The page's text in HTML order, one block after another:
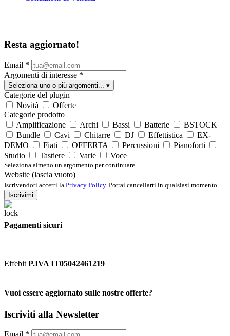
Resta aggiornato!
Email *
Argomenti di interesse *
Seleziona uno o più argomenti... ▾
Categorie del plugin
Novità
Offerte
Categorie prodotto
Amplificazione
Archi Bassi Batterie
BSTOCK
Bundle
Cavi Chitarre DJ Effettistica
EX-
DEMO
Fiati OFFERTA Percussioni
Pianoforti
Studio
Tastiere Varie Voce
Seleziona almeno un argomento per continuare.
Website (lascia vuoto)
Iscrivendoti accetti la Privacy Policy. Potrai cancellarti in qualsiasi momento.
Iscrivimi
Pagamenti sicuri
Effebit P.IVA IT05042461219
Vuoi essere aggiornato sulle nostre offerte?
Iscriviti alla Newsletter